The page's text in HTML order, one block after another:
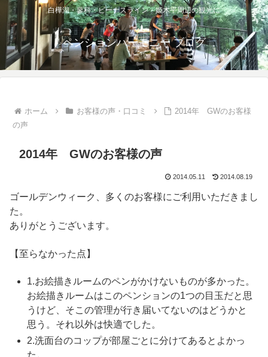
白樺湖・蓼科・ビーナスライン・姫木平周辺の観光に
ペンションハーモニー ブログ
ホーム お客様の声・口コミ
2014年 GWのお客様
の声
2014年 GWのお客様の声
2014.05.11 2014.08.19
ゴールデンウィーク、多くのお客様にご利用いただきまし
た。
ありがとうございます。
【至らなかった点】
1.お絵描きルームのペンがかけないものが多かった。
お絵描きルームはこのペンションの1つの目玉だと思
うけど、そこの管理が行き届いてないのはどうかと
思う。それ以外は快適でした。
2.洗面台のコップが部屋ごとに分けてあるとよかっ